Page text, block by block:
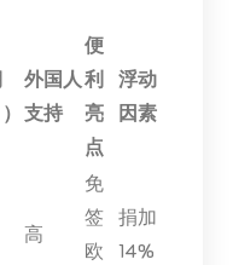
外国人
支持
便
利
亮
点
浮动
因素
高
免
签
欧
捐加
14%